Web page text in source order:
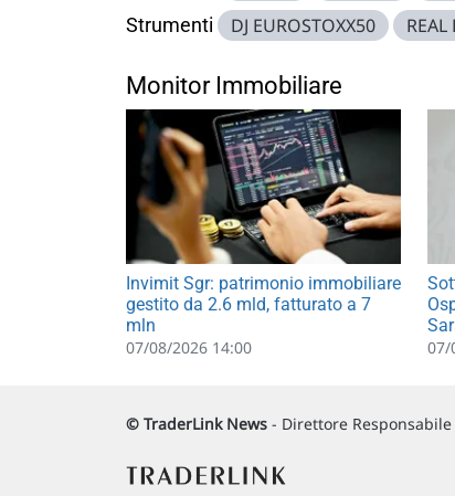
Strumenti DJ EUROSTOXX50 REAL
Monitor Immobiliare
Invimit Sgr: patrimonio immobiliare
gestito da 2.6 mld, fatturato a 7
mln
07/08/2026 14:00
07/
© TraderLink News - Direttore